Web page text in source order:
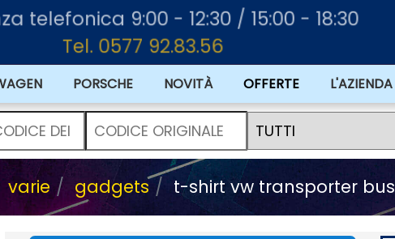
telefonica 9:00 - 12:30 / 15:00 - 18:30
Tel. 0577 92.83.56
PORSCHE NOVITÀ L'AZIENDA
varie gadgets t-shirt vw transporter bus